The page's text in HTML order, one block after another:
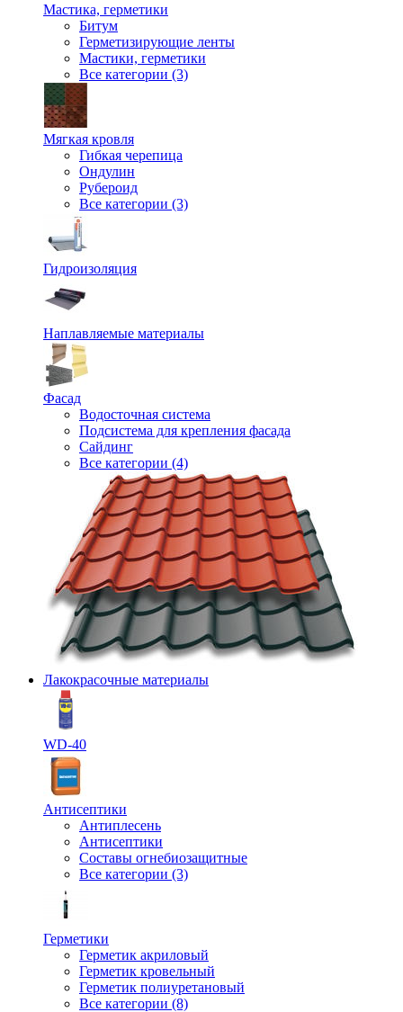
Мастика, герметики
Битум
Герметизирующие ленты
Мастики, герметики
Все категории (3)
Мягкая кровля
Гибкая черепица
Ондулин
Рубероид
Все категории (3)
Гидроизоляция
Наплавляемые материалы
Фасад
Водосточная система
Подсистема для крепления фасада
Сайдинг
Все категории (4)
Лакокрасочные материалы
WD-40
Антисептики
Антиплесень
Антисептики
Составы огнебиозащитные
Все категории (3)
Герметики
Герметик акриловый
Герметик кровельный
Герметик полиуретановый
Все категории (8)